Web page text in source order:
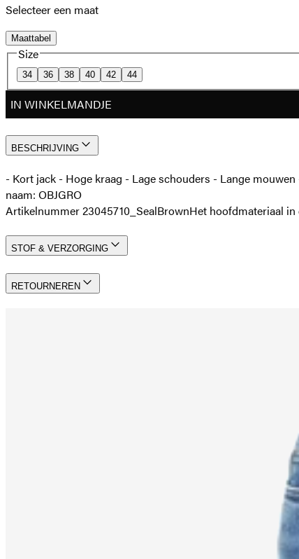
Selecteer een maat
Maattabel
Size
34 36 38 40 42 44
IN WINKELMANDJE
BESCHRIJVING
- Kort jack - Hoge kraag - Lage schouders - Lange
naam: OBJGRO
Artikelnummer 23045710_SealBrownHet hoofdmateriaal
STOF & VERZORGING
RETOURNEREN